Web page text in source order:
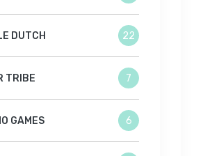
DUTCH 22
TRIBE 7
GAMES 6